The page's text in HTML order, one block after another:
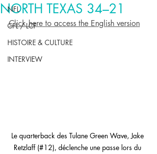
NFL
CFL / LCF
HISTOIRE & CULTURE
INTERVIEW
NORTH TEXAS 34–21
Click here to access the English version
Le quarterback des Tulane Green Wave, Jake
Retzlaff (#12), déclenche une passe lors du